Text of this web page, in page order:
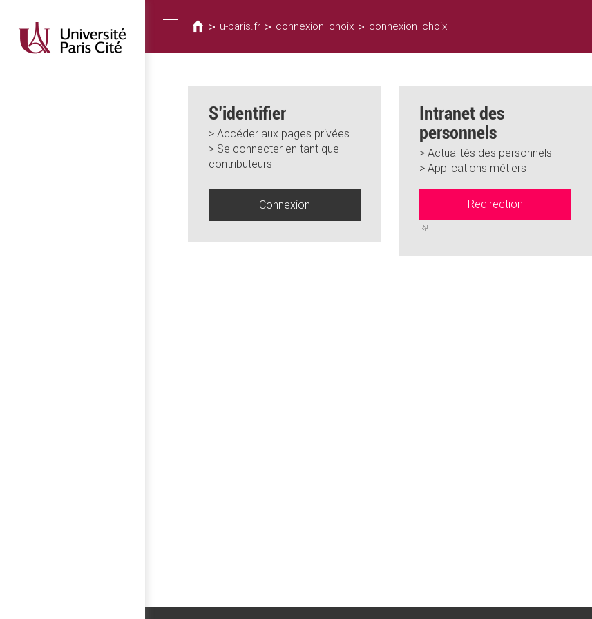
contenu
principal
Toggle
navigation
êtes
ici
> u-paris.fr > connexion_choix > connexion_choix
S’identifier
> Accéder aux pages privées
> Se connecter en tant que
contributeurs
Connexion
Intranet des
personnels
> Actualités des personnels
> Applications métiers
Redirection
(link
external)